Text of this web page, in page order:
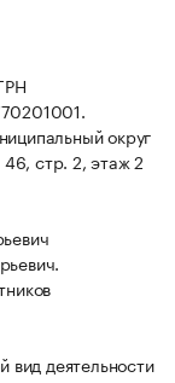
округ
стр. 2, этаж 2
вид деятельности